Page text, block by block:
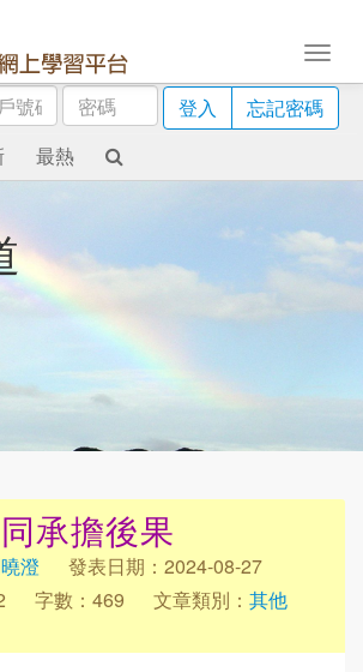
密
碼
登入
忘記密碼
最熱
承擔後果
澄
發表日期：2024-08-27
字數：469 文章類別： 其他